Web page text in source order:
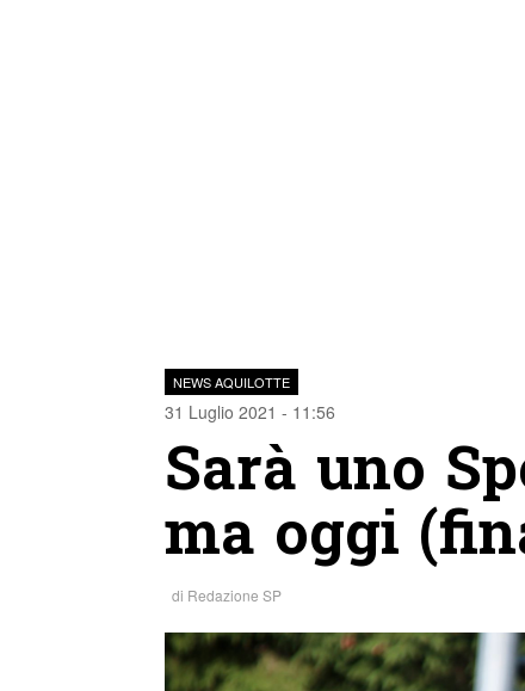
NEWS AQUILOTTE
31 Luglio 2021 - 11:56
Sarà uno
ma oggi
di Redazione SP